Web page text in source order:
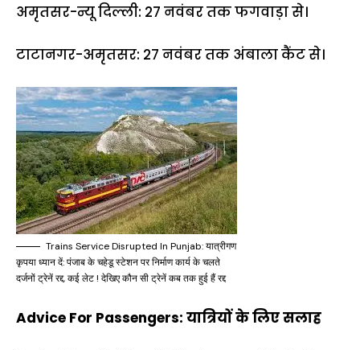
अमृतसर-न्यू दिल्ली: 27 नवंबर तक फगवाड़ा से।
टाटानगर-अमृतसर: 27 नवंबर तक अंबाला कैंट से।
Trains Service Disrupted In Punjab: यात्रीगण
कृपया ध्यान दें: पंजाब के चहेडू स्टेशन पर निर्माण कार्य के चलते
दर्जनों ट्रेनें रद्द, कई लेट ! देखिए कौन सी ट्रेनें कब तक हुई हैं रद्द
Advice For Passengers: यात्रियों के लिए सलाह